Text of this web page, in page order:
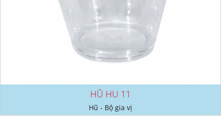
HŨ HU 11
Hũ - Bộ gia vị